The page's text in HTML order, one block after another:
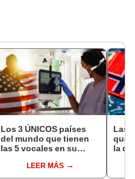
Los 3 ÚNICOS países
del mundo que tienen
las 5 vocales en su
con unoLEER MÁS
Las
que
la de